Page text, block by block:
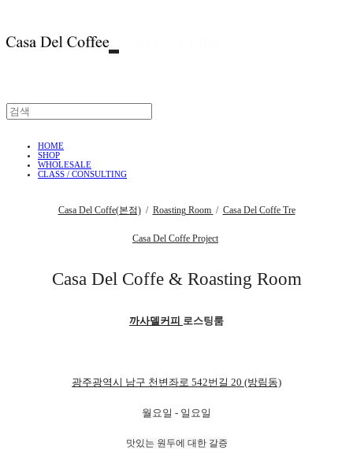
HOME
SHOP
WHOLESALE
CLASS / CONSULTING
Casa Del Coffe(본점)/ Roasting Room / Casa Del Coffe Tre
Casa Del Coffe Project
Casa Del Coffe & Roasting Room
까사델커피 로스팅룸
광주광역시 남구 천변좌로 542번길 20 (방림동)
월요일 - 일요일
맛있는 원두에 대한 갈증